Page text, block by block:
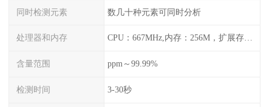
同时检测元素 数几十种元素可同时分析
处理器和内存 CPU：667MHz,内存：256M，扩展存储最大支持32G，标配2G，可以海量存储数据
含量范围 ppm～99.99%
检测时间 3-30秒